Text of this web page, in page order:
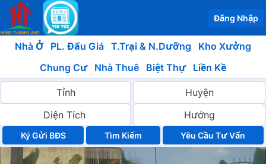
Đăng Nhập
Nhà Ở PL. Đấu Giá T.Trại & N.Dưỡng
Kho Xưởng
Chung Cư
Nhà Thuê Biệt Thự Liền Kề
Ký Gửi BĐS Yêu Cầu Tư Vấn